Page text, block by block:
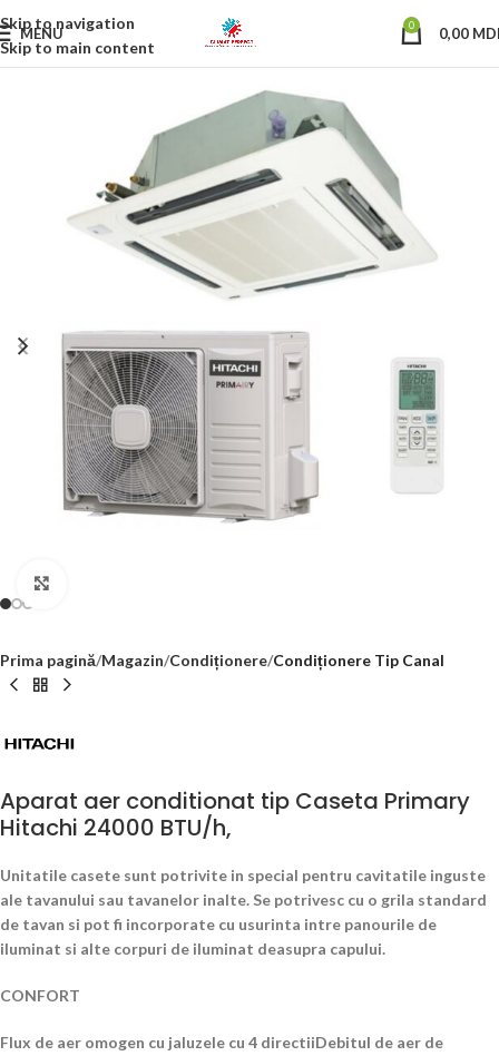
Skip to navigation
Skip to main content
MENU 0 0,00
Prima pagină Magazin Condiționere Condiționere Tip Canal
Aparat aer conditionat tip Caseta Primary
Hitachi 24000 BTU/h,
Unitatile casete sunt potrivite in special pentru cavitatile inguste
ale tavanului sau tavanelor inalte. Se potrivesc cu o grila standard
de tavan si pot fi incorporate cu usurinta intre panourile de
iluminat si alte corpuri de iluminat deasupra capului.
CONFORT
Flux de aer omogen cu jaluzele cu 4 directiiDebitul de aer de